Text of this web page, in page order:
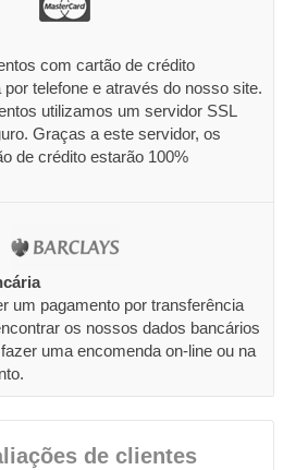
com cartão de crédito
telefone e através do nosso site.
utilizamos um servidor SSL
Graças a este servidor, os
de crédito estarão 100%
um pagamento por transferência
os nossos dados bancários
uma encomenda on-line ou na
de clientes